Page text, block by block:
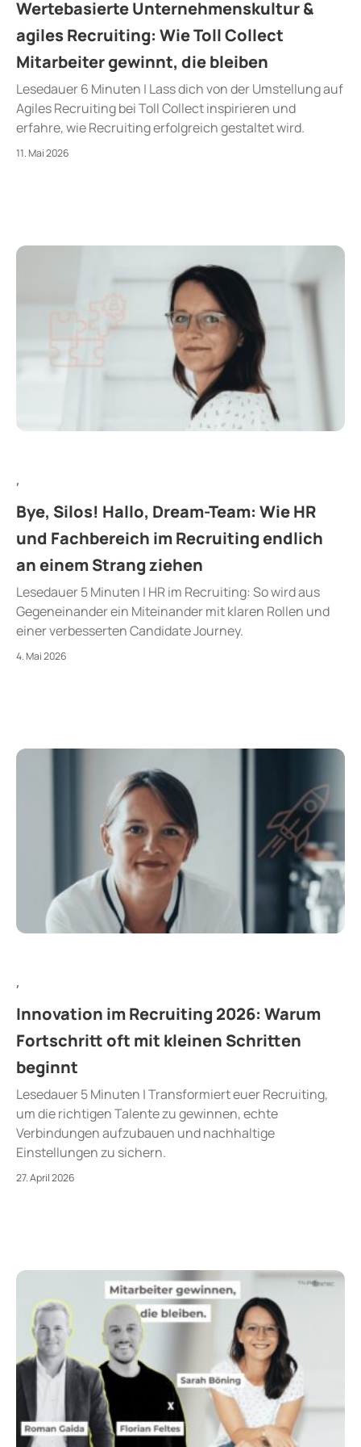
Wertebasierte Unternehmenskultur &
agiles Recruiting: Wie Toll Collect
Mitarbeiter gewinnt, die bleiben
Lesedauer 6 Minuten | Lass dich von der Umstellung auf
Agiles Recruiting bei Toll Collect inspirieren und
erfahre, wie Recruiting erfolgreich gestaltet wird.
11. Mai 2026
,
Bye, Silos! Hallo, Dream-Team: Wie HR
und Fachbereich im Recruiting endlich
an einem Strang ziehen
Lesedauer 5 Minuten | HR im Recruiting: So wird aus
Gegeneinander ein Miteinander mit klaren Rollen und
einer verbesserten Candidate Journey.
4. Mai 2026
,
Innovation im Recruiting 2026: Warum
Fortschritt oft mit kleinen Schritten
beginnt
Lesedauer 5 Minuten | Transformiert euer Recruiting,
um die richtigen Talente zu gewinnen, echte
Verbindungen aufzubauen und nachhaltige
Einstellungen zu sichern.
27. April 2026